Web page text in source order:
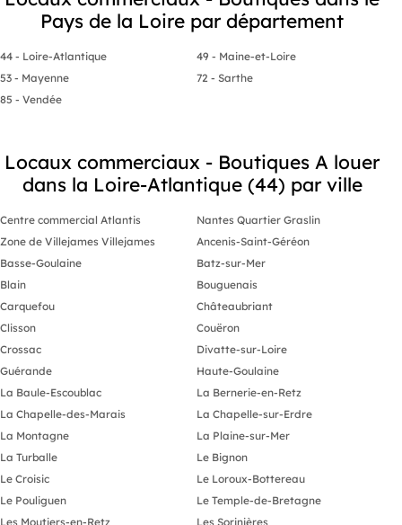
génératrices de flux, notamment un bar After
Work, un centre SPA, une pizzeria, plusieurs
restaurants, un bowling ainsi que de nombreuses
entreprises et commerces à proximité.
Cette implantation constitue une excellente
opportunité pour développer votre activité dans
un secteur reconnu de la métropole nantaise.
transmission du dossier.
Prenez rendez-vous dès maintenant avec notre
potentiel pour votre activité.
-
Pays de la Loire par département
44 - Loire-Atlantique
49 - Maine-et-Loire
53 - Mayenne
72 - Sarthe
85 - Vendée
Locaux commerciaux - Boutiques A louer
dans la Loire-Atlantique (44) par ville
Centre commercial Atlantis
Nantes Quartier Graslin
Zone de Villejames Villejames
Ancenis-Saint-Géréon
Basse-Goulaine
Batz-sur-Mer
Blain
Bouguenais
Carquefou
Châteaubriant
Clisson
Couëron
Crossac
Divatte-sur-Loire
Guérande
Haute-Goulaine
La Baule-Escoublac
La Bernerie-en-Retz
La Chapelle-des-Marais
La Chapelle-sur-Erdre
La Montagne
La Plaine-sur-Mer
La Turballe
Le Bignon
Le Croisic
Le Loroux-Bottereau
Le Pouliguen
Le Temple-de-Bretagne
Les Moutiers-en-Retz
Les Sorinières